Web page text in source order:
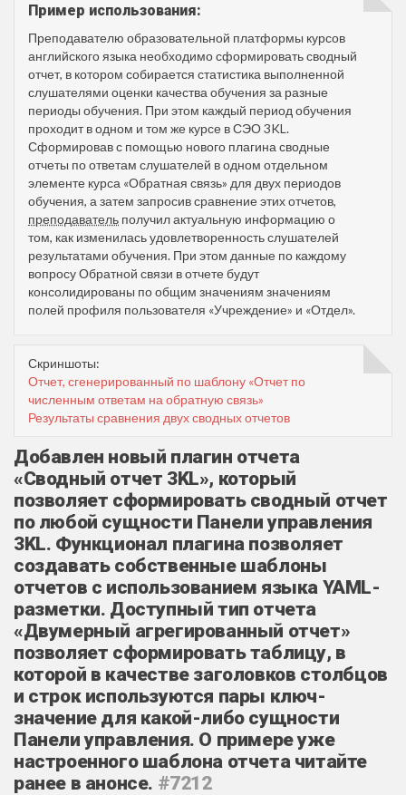
Пример использования:
Преподавателю образовательной платформы курсов
английского языка необходимо сформировать сводный
отчет, в котором собирается статистика выполненной
слушателями оценки качества обучения за разные
периоды обучения. При этом каждый период обучения
проходит в одном и том же курсе в СЭО 3KL.
Сформировав с помощью нового плагина сводные
отчеты по ответам слушателей в одном отдельном
элементе курса «‎Обратная связь» для двух периодов
обучения, а затем запросив сравнение этих отчетов,
преподаватель получил актуальную информацию о
том, как изменилась удовлетворенность слушателей
результатами обучения. При этом данные по каждому
вопросу Обратной связи в отчете будут
консолидированы по общим значениям значениям
полей профиля пользователя «Учреждение» и «Отдел».
Скриншоты:
Отчет, сгенерированный по шаблону «Отчет по
численным ответам на обратную связь‎»
Результаты сравнения двух сводных отчетов
Добавлен новый плагин отчета
«Сводный отчет 3KL», который
позволяет сформировать сводный отчет
по любой сущности Панели управления
3KL. Функционал плагина позволяет
создавать собственные шаблоны
отчетов с использованием языка YAML-
разметки. Доступный тип отчета
«Двумерный агрегированный отчет»
позволяет сформировать таблицу, в
которой в качестве заголовков столбцов
и строк используются пары ключ-
значение для какой-либо сущности
Панели управления. О примере уже
настроенного шаблона отчета читайте
ранее в анонсе. #7212